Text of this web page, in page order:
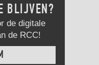
BLIJVEN?
de digitale
de RCC!